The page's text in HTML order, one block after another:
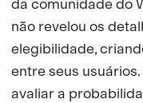
da comunidade do
não revelou os
elegibilidade,
entre seus
avaliar a